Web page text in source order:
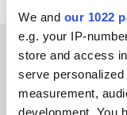
We and our 1022
e.g. your IP-
store and access
serve
measurement,
development. You
Luister